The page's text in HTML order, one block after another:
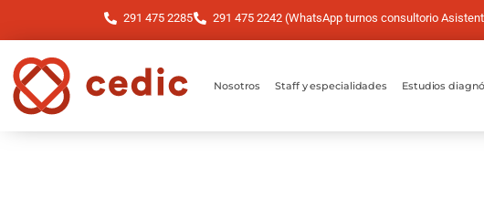
291 475 2285 291 475 2242 (WhatsApp turnos consultorio
Nosotros Staff y especialidades Estudios